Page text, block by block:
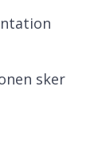
sker